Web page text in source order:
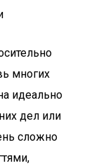
многих
идеально
дел или
сложно